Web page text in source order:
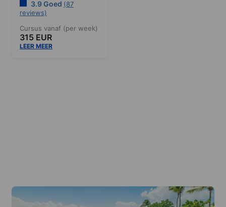
3.9 Goed (87
reviews)
Cursus vanaf (per week)
315 EUR
LEER MEER